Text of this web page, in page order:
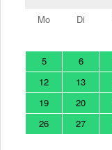
Mo
Di
5
6
12
13
19
20
26
27